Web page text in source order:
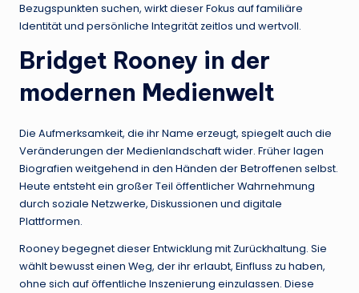
Bezugspunkten suchen, wirkt dieser Fokus auf familiäre
Identität und persönliche Integrität zeitlos und wertvoll.
Bridget Rooney in der
modernen Medienwelt
Die Aufmerksamkeit, die ihr Name erzeugt, spiegelt auch die
Veränderungen der Medienlandschaft wider. Früher lagen
Biografien weitgehend in den Händen der Betroffenen selbst.
Heute entsteht ein großer Teil öffentlicher Wahrnehmung
durch soziale Netzwerke, Diskussionen und digitale
Plattformen.
Rooney begegnet dieser Entwicklung mit Zurückhaltung. Sie
wählt bewusst einen Weg, der ihr erlaubt, Einfluss zu haben,
ohne sich auf öffentliche Inszenierung einzulassen. Diese